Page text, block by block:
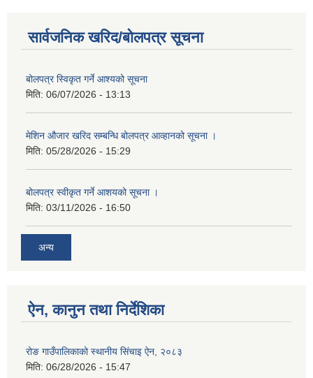
सार्वजनिक खरिद/बोलपत्र सूचना
बोलपत्र स्विकृत गर्ने आश्यको सूचना
मिति: 06/07/2026 - 13:13
मेशिन औजार खरिद सम्बन्धि बोलपत्र आव्हानको सूचना ।
मिति: 05/28/2026 - 15:29
बोलपत्र स्वीकृत गर्ने आशयको सूचना ।
मिति: 03/11/2026 - 16:50
अन्य
ऐन, कानुन तथा निर्देशिका
रोङ गाउँपालिकाको स्थानीय सिंचाइ ऐन, २०८३
मिति: 06/28/2026 - 15:47